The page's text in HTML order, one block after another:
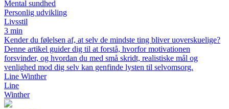
Mental sundhed
Personlig udvikling
Livsstil
3 min
Kender du følelsen af, at selv de mindste ting bliver uoverskuelige?
Denne artikel guider dig til at forstå, hvorfor motivationen
forsvinder, og hvordan du med små skridt, realistiske mål og
venlighed mod dig selv kan genfinde lysten til selvomsorg.
Line Winther
Line
Winther